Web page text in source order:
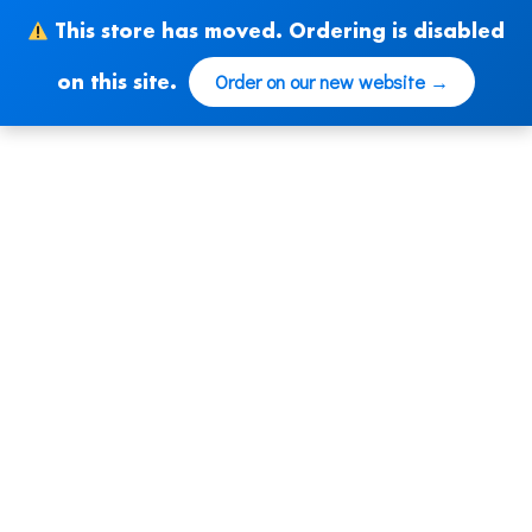
This store has moved. Ordering is disabled
on this site. Order on our new website →
contenido